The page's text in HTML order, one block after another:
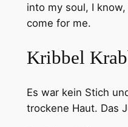
into my soul, I
come for me.
Kribbel
Es war kein Stich
trockene Haut. Das